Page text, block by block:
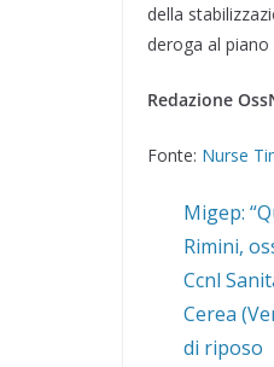
della
deroga al
Redazione
Fonte: Nurse
Migep:
Rimini,
Ccnl
Cerea
di riposo